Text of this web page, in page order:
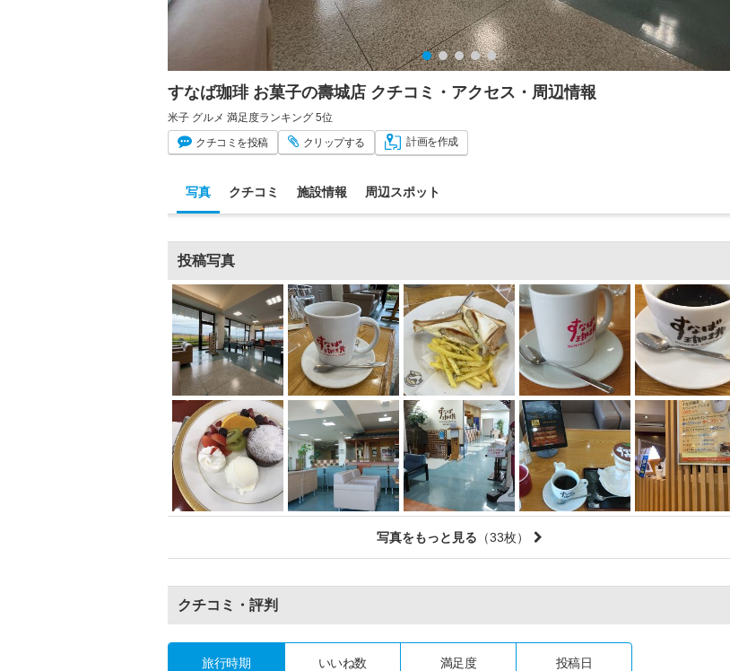
すなば珈琲 お菓子の壽城店 クチコミ・アクセス・周辺情報
米子 グルメ 満足度ランキング 5位
クチコミ を投稿 クリップする 計画を作成
写真 クチコミ 施設情報 周辺スポット
投稿写真
写真をもっと見る （33枚）
クチコミ・評判
旅行時期 いいね数 満足度 投稿日